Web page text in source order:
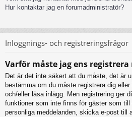
Hur kontaktar jag en forumadministratör?
Inloggnings- och registreringsfrågor
Varför måste jag ens registrera
Det är det inte säkert att du måste, det är
bestämma om du måste registrera dig
och/eller läsa inlägg. Men registrering ger
funktioner som inte finns för gäster som till
personliga meddelanden, skicka e-post till